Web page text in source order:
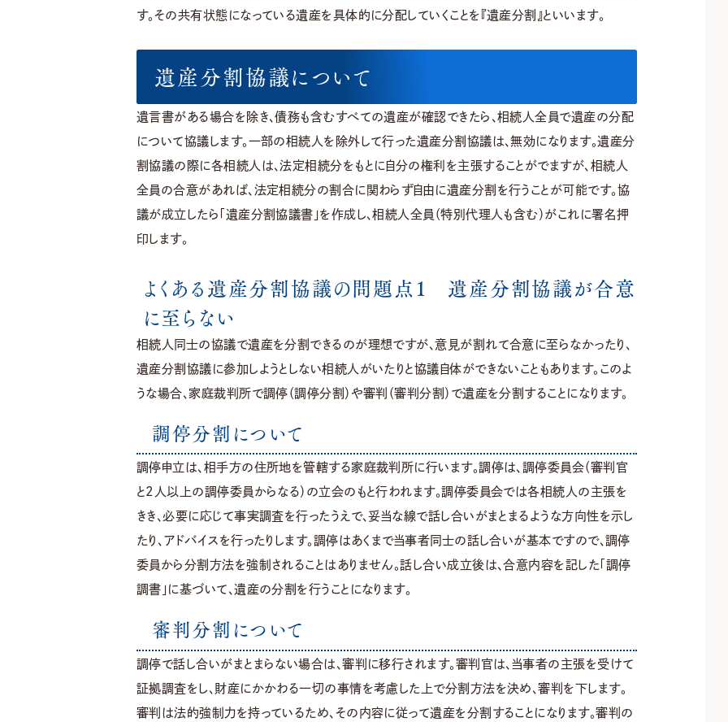
す。その共有状態になっている遺産を具体的に分配していくことを『遺産分割』といいます。
遺産分割協議について
遺言書がある場合を除き、債務も含むすべての遺産が確認できたら、相続人全員で遺産の分配
について協議します。一部の相続人を除外して行った遺産分割協議は、無効になります。遺産分
割協議の際に各相続人は、法定相続分をもとに自分の権利を主張することがでますが、相続人
全員の合意があれば、法定相続分の割合に関わらず自由に遺産分割を行うことが可能です。協
議が成立したら「遺産分割協議書」を作成し、相続人全員（特別代理人も含む）がこれに署名押
印します。
よくある遺産分割協議の問題点１ 遺産分割協議が合意
に至らない
相続人同士の協議で遺産を分割できるのが理想ですが、意見が割れて合意に至らなかったり、
遺産分割協議に参加しようとしない相続人がいたりと協議自体ができないこともあります。このよ
うな場合、家庭裁判所で調停（調停分割）や審判（審判分割）で遺産を分割することになります。
調停分割について
調停申立は、相手方の住所地を管轄する家庭裁判所に行います。調停は、調停委員会（審判官
と2人以上の調停委員からなる）の立会のもと行われます。調停委員会では各相続人の主張を
きき、必要に応じて事実調査を行ったうえで、妥当な線で話し合いがまとまるような方向性を示し
たり、アドバイスを行ったりします。調停はあくまで当事者同士の話し合いが基本ですので、調停
委員から分割方法を強制されることはありません。話し合い成立後は、合意内容を記した「調停
調書」に基づいて、遺産の分割を行うことになります。
審判分割について
調停で話し合いがまとまらない場合は、審判に移行されます。審判官は、当事者の主張を受けて
証拠調査をし、財産にかかわる一切の事情を考慮した上で分割方法を決め、審判を下します。
審判は法的強制力を持っているため、その内容に従って遺産を分割することになります。審判の